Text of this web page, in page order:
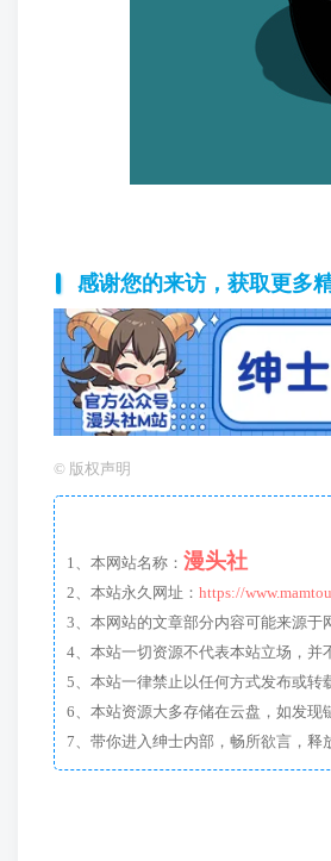
感谢您的来访，获取更多
© 版权声明
1、本网站名称： 漫头社
2、本站永久网址： https://
3、本网站的文章部分内容可能来源于
4、本站一切资源不代表本站立场，并
5、本站一律禁止以任何方式发布或转
6、本站资源大多存储在云盘，如发现